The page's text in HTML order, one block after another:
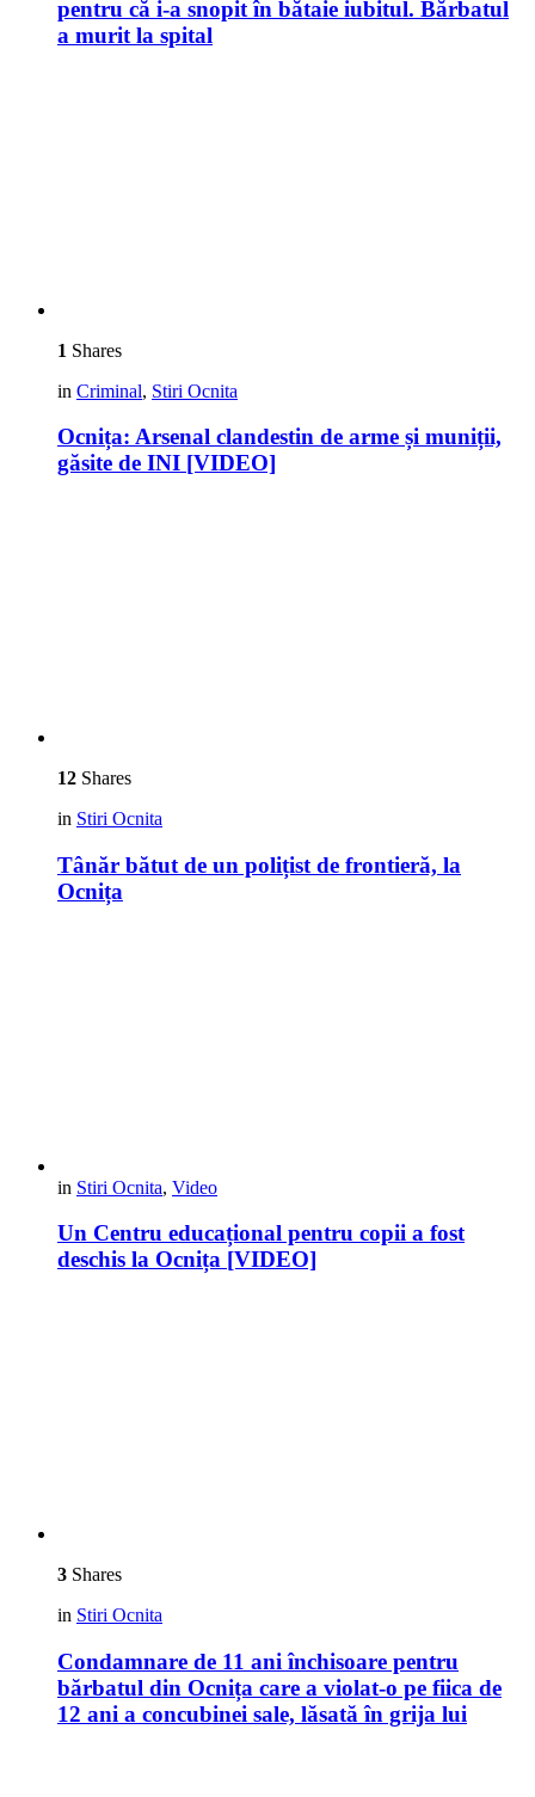
pentru că i-a snopit în bătaie iubitul. Bărbatul
a murit la spital
1 Shares
in Criminal, Stiri Ocnita
Ocnița: Arsenal clandestin de arme și muniții,
găsite de INI [VIDEO]
12 Shares
in Stiri Ocnita
Tânăr bătut de un polițist de frontieră, la
Ocnița
in Stiri Ocnita, Video
Un Centru educațional pentru copii a fost
deschis la Ocnița [VIDEO]
3 Shares
in Stiri Ocnita
Condamnare de 11 ani închisoare pentru
bărbatul din Ocnița care a violat-o pe fiica de
12 ani a concubinei sale, lăsată în grija lui